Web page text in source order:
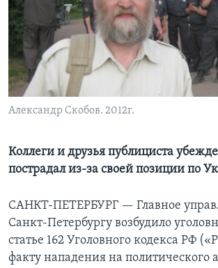
Learning English
СОЦИАЛЬНЫЕ СЕТИ
Александр Скобов. 2012г.
Коллеги и друзья публициста
пострадал из-за своей позиции по
САНКТ-ПЕТЕРБУРГ — Главное
Санкт-Петербургу возбудило
статье 162 Уголовного кодекса РФ
факту нападения на политического